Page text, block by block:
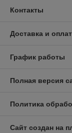
Контакты
Доставка и
График работы
Полная версия
Политика
Сайт создан на